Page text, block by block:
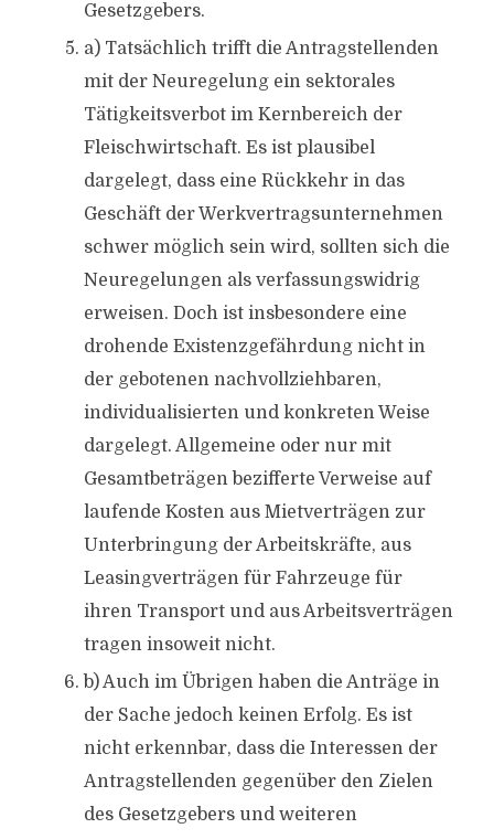
Gesetzgebers.
a) Tatsächlich trifft die Antragstellenden
mit der Neuregelung ein sektorales
Tätigkeitsverbot im Kernbereich der
Fleischwirtschaft. Es ist plausibel
dargelegt, dass eine Rückkehr in das
Geschäft der Werkvertragsunternehmen
schwer möglich sein wird, sollten sich die
Neuregelungen als verfassungswidrig
erweisen. Doch ist insbesondere eine
drohende Existenzgefährdung nicht in
der gebotenen nachvollziehbaren,
individualisierten und konkreten Weise
dargelegt. Allgemeine oder nur mit
Gesamtbeträgen bezifferte Verweise auf
laufende Kosten aus Mietverträgen zur
Unterbringung der Arbeitskräfte, aus
Leasingverträgen für Fahrzeuge für
ihren Transport und aus Arbeitsverträgen
tragen insoweit nicht.
b) Auch im Übrigen haben die Anträge in
der Sache jedoch keinen Erfolg. Es ist
nicht erkennbar, dass die Interessen der
Antragstellenden gegenüber den Zielen
des Gesetzgebers und weiteren